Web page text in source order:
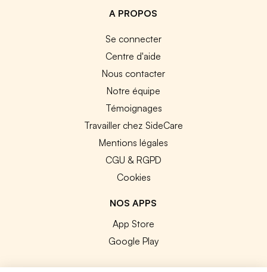
A PROPOS
Se connecter
Centre d'aide
Nous contacter
Notre équipe
Témoignages
Travailler chez SideCare
Mentions légales
CGU & RGPD
Cookies
NOS APPS
App Store
Google Play